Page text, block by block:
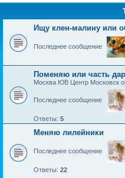
Ищу клен-малину или
Последнее сообщение
Поменяю или часть
Москва ЮВ Центр Московск
Последнее сообщение
Ответы: 5
Меняю лилейники
Последнее сообщение
Ответы: 22